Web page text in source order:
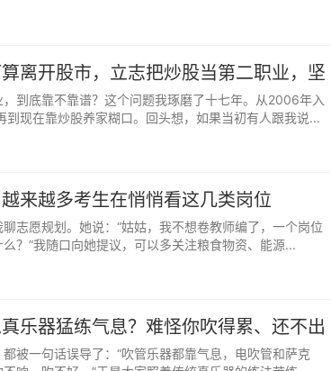
足够强大，世界都会对你温柔相待。
关爱。父母在世时，人生尚有来处；父母离去
遗憾。父母的爱，是这个世界上最无私的馈赠。
离开股市，立志把炒股当第二职业，坚
到底靠不靠谱？这个问题我琢磨了十七年。从2006年入
到现在靠炒股养家糊口。回头想，如果当初有人跟我说...
来越多考生在悄悄看这几类岗位
志愿规划。她说：“姑姑，我不想卷教师编了，一个岗位
？”我随口向她提议，可以多关注粮食物资、能源...
乐器猛练气息？难怪你吹得累、还不出
被一句话误导了：“吹管乐器都靠气息，电吹管和萨克